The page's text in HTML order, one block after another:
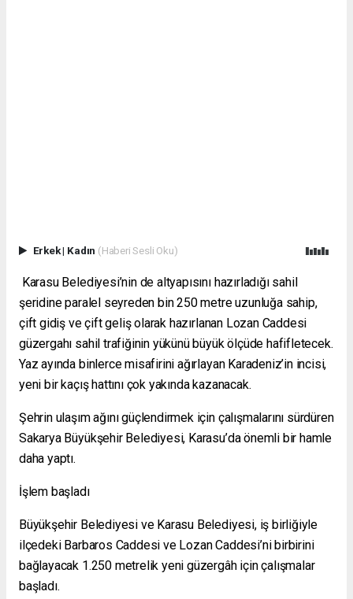
Erkek| Kadın (Haberi Sesli Oku)
Karasu Belediyesi’nin de altyapısını hazırladığı sahil
şeridine paralel seyreden bin 250 metre uzunluğa sahip,
çift gidiş ve çift geliş olarak hazırlanan Lozan Caddesi
güzergahı sahil trafiğinin yükünü büyük ölçüde hafifletecek.
Yaz ayında binlerce misafirini ağırlayan Karadeniz’in incisi,
yeni bir kaçış hattını çok yakında kazanacak.
Şehrin ulaşım ağını güçlendirmek için çalışmalarını sürdüren
Sakarya Büyükşehir Belediyesi, Karasu’da önemli bir hamle
daha yaptı.
İşlem başladı
Büyükşehir Belediyesi ve Karasu Belediyesi, iş birliğiyle
ilçedeki Barbaros Caddesi ve Lozan Caddesi’ni birbirini
bağlayacak 1.250 metrelik yeni güzergâh için çalışmalar
başladı.